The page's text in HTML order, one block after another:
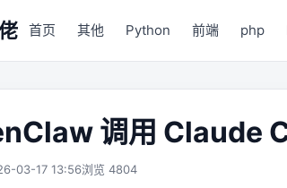
首页 其他 Python 前端 php
调用 Claude
03-17 13:56浏览 4804